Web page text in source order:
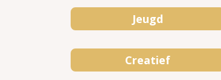
Jeugd
Creatief